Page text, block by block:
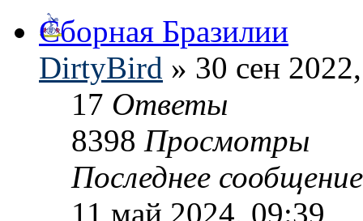
Сборная Бразилии
DirtyBird » 30 сен
17 Ответы
8398 Просмотры
Последнее
11 май 2024, 09:39